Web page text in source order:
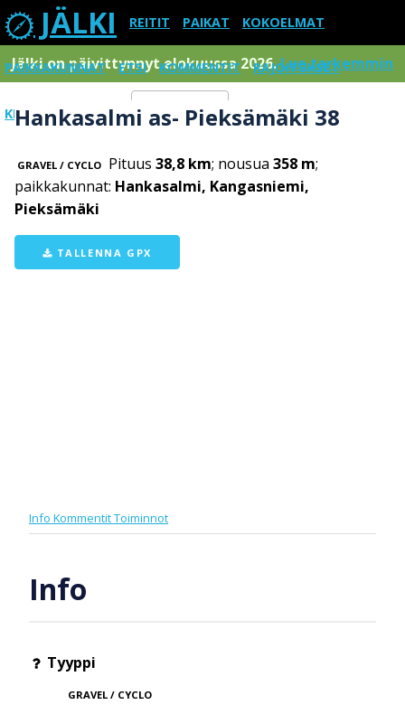
JÄLKI REITIT PAIKAT KOKOELMAT
PAIKKAKUNNAT ETSI KOMMENTIT RAJOITUKSET
KIRJAUDU SISÄÄN Menu
Jälki on päivittynnyt elokuussa 2026.Lue tarkemmin
Hankasalmi as- Pieksämäki 38
GRAVEL / CYCLO Pituus 38,8 km; nousua 358 m;
paikkakunnat: Hankasalmi, Kangasniemi,
Pieksämäki
TALLENNA GPX
Info KommentitToiminnot
Info
Tyyppi
GRAVEL / CYCLO